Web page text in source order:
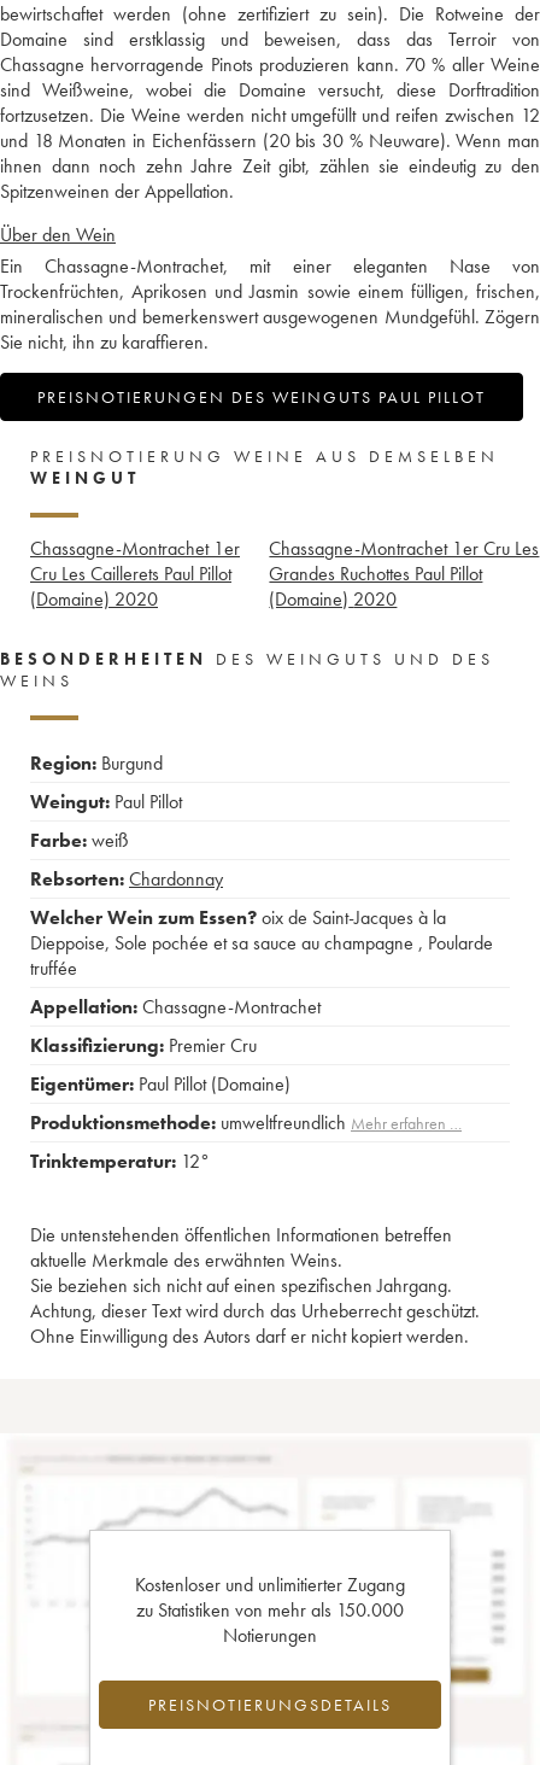
bewirtschaftet werden (ohne zertifiziert zu sein). Die Rotweine der
Domaine sind erstklassig und beweisen, dass das Terroir von
Chassagne hervorragende Pinots produzieren kann. 70 % aller Weine
sind Weißweine, wobei die Domaine versucht, diese Dorftradition
fortzusetzen. Die Weine werden nicht umgefüllt und reifen zwischen 12
und 18 Monaten in Eichenfässern (20 bis 30 % Neuware). Wenn man
ihnen dann noch zehn Jahre Zeit gibt, zählen sie eindeutig zu den
Spitzenweinen der Appellation.
Über den Wein
Ein Chassagne-Montrachet, mit einer eleganten Nase von
Trockenfrüchten, Aprikosen und Jasmin sowie einem fülligen, frischen,
mineralischen und bemerkenswert ausgewogenen Mundgefühl. Zögern
Sie nicht, ihn zu karaffieren.
PREISNOTIERUNGEN DES WEINGUTS PAUL PILLOT
PREISNOTIERUNG WEINE AUS DEMSELBEN
WEINGUT
Chassagne-Montrachet 1er
Cru Les Caillerets Paul Pillot
(Domaine) 2020
Chassagne-Montrachet 1er Cru Les
Grandes Ruchottes Paul Pillot
(Domaine) 2020
BESONDERHEITEN
DES WEINGUTS UND DES
WEINS
Region: Burgund
Weingut: Paul Pillot
Farbe:weiß
Rebsorten:Chardonnay
Welcher Wein zum Essen?oix de Saint-Jacques à la
Dieppoise, Sole pochée et sa sauce au champagne , Poularde
truffée
Appellation:Chassagne-Montrachet
Klassifizierung: Premier Cru
Eigentümer: Paul Pillot (Domaine)
Produktionsmethode: umweltfreundlich Mehr erfahren …
Trinktemperatur: 12°
Die untenstehenden öffentlichen Informationen betreffen
aktuelle Merkmale des erwähnten Weins.
Sie beziehen sich nicht auf einen spezifischen Jahrgang.
Achtung, dieser Text wird durch das Urheberrecht geschützt.
Ohne Einwilligung des Autors darf er nicht kopiert werden.
Kostenloser und unlimitierter Zugang
zu Statistiken von mehr als 150.000
Notierungen
PREISNOTIERUNGSDETAILS